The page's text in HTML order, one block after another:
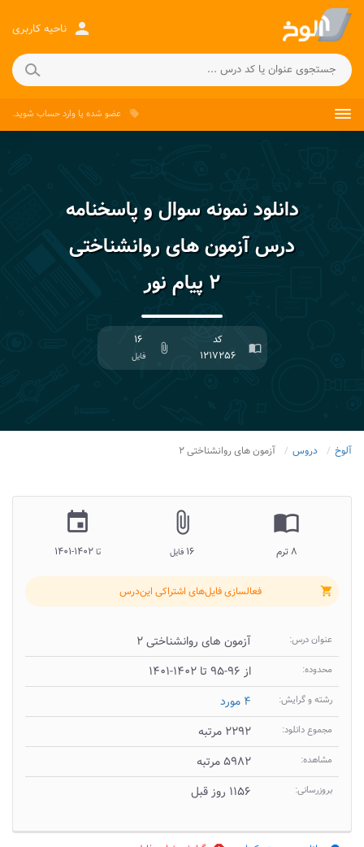
person ناحیه کاربری
local_offer عضو شده یاوارد حساب شوید.
دانلود نمونه سوال و پاسخنامه
درس آزمون های روانشناختی
۲ پیام نور
import_contacts
کد
۱۲۱۷۲۵۶
attach_file
۱۶
فایل
آلوخ دروس آزمون های روانشناختی ۲
import_contacts
۸ ترم
attach_file
۱۶ فایل
insert_invitation
تا۱۴۰۲-۱۴۰۱
shopping_cart فعالسازی فایل‌های اشتراکی این‌درس
عنوان درس: آزمون های روانشناختی ۲
محدوده: از ۹۶-۹۵ تا ۱۴۰۲-۱۴۰۱
رشته و گرایش: ۴ مورد
مجموع دانلود: ۲۲۹۲ مرتبه
مشاهده: ۵۹۸۲ مرتبه
بروزرسانی: ۱۱۵۶ روز قبل